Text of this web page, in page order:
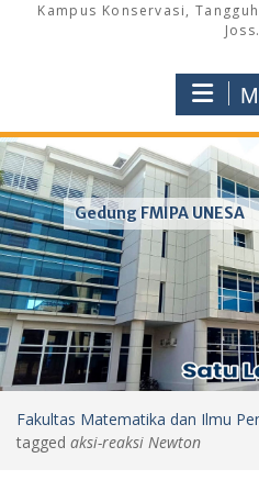
Kampus Konservasi,
Gedung FMIPA UNESA
Fakultas Matematika dan Ilmu
tagged aksi-reaksi Newton